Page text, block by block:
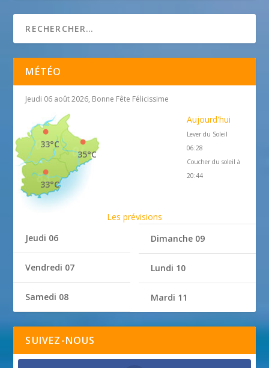
MÉTÉO
Jeudi 06 août 2026, Bonne Fête Félicissime
35°C
33°C
33°C
Aujourd'hui
Lever du Soleil
06:28
Coucher du soleil à
20:44
Les prévisions
Jeudi 06
Vendredi 07
Samedi 08
Dimanche 09
Lundi 10
Mardi 11
SUIVEZ-NOUS